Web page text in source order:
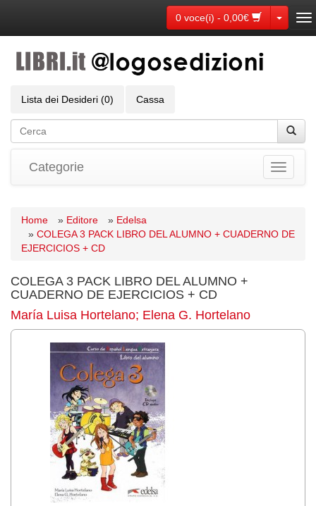
0 voce(i) - 0,00€ Toggle
Lista dei Desideri (0) Cassa
Toggle
Categorie
Home » Editore » Edelsa
» COLEGA 3 PACK LIBRO DEL ALUMNO + CUADERNO DE
EJERCICIOS + CD
COLEGA 3 PACK LIBRO DEL ALUMNO +
CUADERNO DE EJERCICIOS + CD
María Luisa Hortelano; Elena G. Hortelano